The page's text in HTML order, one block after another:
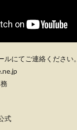
にてご連絡ください。
式